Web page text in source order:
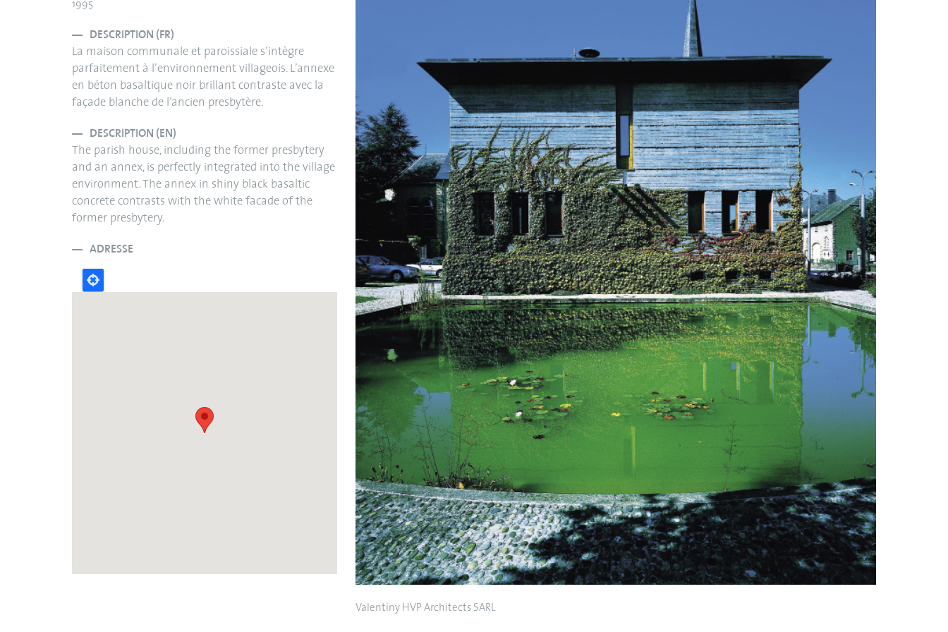
1995
DESCRIPTION (FR)
La maison communale et paroissiale s’intègre
parfaitement à l’environnement villageois. L’annexe
en béton basaltique noir brillant contraste avec la
façade blanche de l’ancien presbytère.
DESCRIPTION (EN)
The parish house, including the former presbytery
and an annex, is perfectly integrated into the village
environment. The annex in shiny black basaltic
concrete contrasts with the white facade of the
former presbytery.
ADRESSE
Valentiny HVP Architects SARL